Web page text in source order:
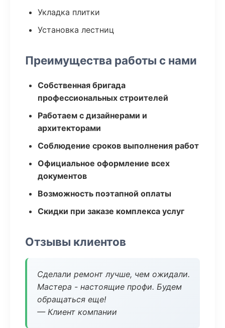
Укладка плитки
Установка лестниц
Преимущества работы с нами
Собственная бригада
профессиональных строителей
Работаем с дизайнерами и
архитекторами
Соблюдение сроков выполнения работ
Официальное оформление всех
документов
Возможность поэтапной оплаты
Скидки при заказе комплекса услуг
Отзывы клиентов
Сделали ремонт лучше, чем ожидали.
Мастера - настоящие профи. Будем
обращаться еще!
— Клиент компании